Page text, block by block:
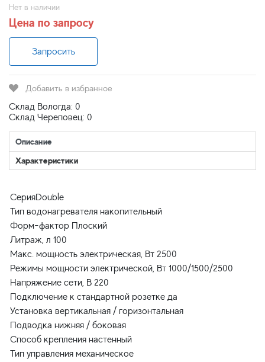
Нет в наличии
Цена по запросу
Запросить
Добавить в избранное
Склад Вологда: 0
Склад Череповец: 0
Описание
Характеристики
СерияDouble
Тип водонагревателя накопительный
Форм-фактор Плоский
Литраж, л 100
Макс. мощность электрическая, Вт 2500
Режимы мощности электрической, Вт 1000/1500/2500
Напряжение сети, В 220
Подключение к стандартной розетке да
Установка вертикальная / горизонтальная
Подводка нижняя / боковая
Способ крепления настенный
Тип управления механическое